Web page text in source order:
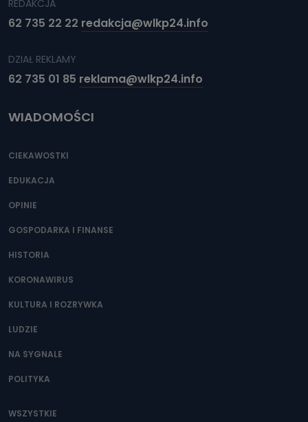
REDAKCJA
62 735 22 22 redakcja@wlkp24.info
DZIAŁ REKLAMY
62 735 01 85 reklama@wlkp24.info
WIADOMOŚCI
CIEKAWOSTKI
EDUKACJA
OPINIE
GOSPODARKA I FINANSE
HISTORIA
KORONAWIRUS
KULTURA I ROZRYWKA
LUDZIE
NA SYGNALE
POLITYKA
WSZYSTKIE